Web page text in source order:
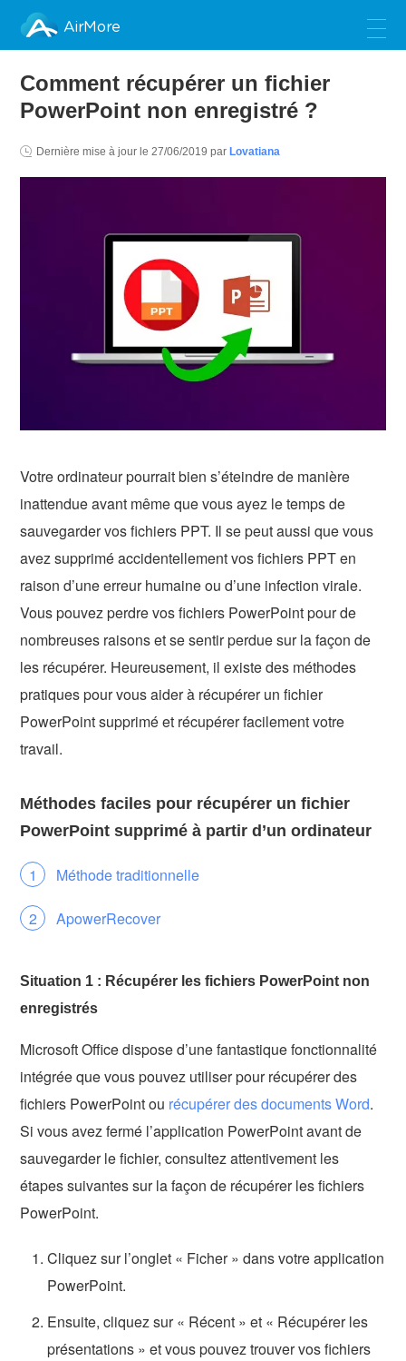
AirMore
Comment récupérer un fichier
PowerPoint non enregistré ?
Dernière mise à jour le27/06/2019 par Lovatiana
Votre ordinateur pourrait bien s’éteindre de manière
inattendue avant même que vous ayez le temps de
sauvegarder vos fichiers PPT. Il se peut aussi que vous
avez supprimé accidentellement vos fichiers PPT en
raison d’une erreur humaine ou d’une infection virale.
Vous pouvez perdre vos fichiers PowerPoint pour de
nombreuses raisons et se sentir perdue sur la façon de
les récupérer. Heureusement, il existe des méthodes
pratiques pour vous aider à récupérer un fichier
PowerPoint supprimé et récupérer facilement votre
travail.
Méthodes faciles pour récupérer un fichier
PowerPoint supprimé à partir d’un ordinateur
Méthode traditionnelle
ApowerRecover
Situation 1 : Récupérer les fichiers PowerPoint non
enregistrés
Microsoft Office dispose d’une fantastique fonctionnalité
intégrée que vous pouvez utiliser pour récupérer des
fichiers PowerPoint ou récupérer des documents Word.
Si vous avez fermé l’application PowerPoint avant de
sauvegarder le fichier, consultez attentivement les
étapes suivantes sur la façon de récupérer les fichiers
PowerPoint.
Cliquez sur l’onglet « Ficher » dans votre application
PowerPoint.
Ensuite, cliquez sur « Récent » et « Récupérer les
présentations » et vous pouvez trouver vos fichiers